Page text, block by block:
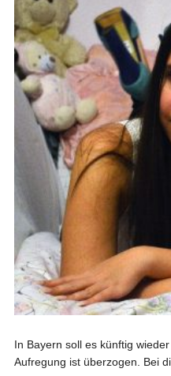
In Bayern soll es künftig
Aufregung ist überzogen. Bei